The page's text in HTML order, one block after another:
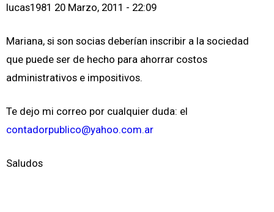
lucas1981 20 Marzo, 2011 - 22:09
Mariana, si son socias deberían inscribir a la sociedad
que puede ser de hecho para ahorrar costos
administrativos e impositivos.
Te dejo mi correo por cualquier duda: el
contadorpublico@yahoo.com.ar
Saludos